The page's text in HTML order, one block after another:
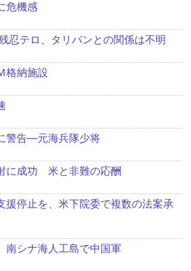
危機感
忍テロ、タリバンとの関係は不明
格納施設
警告―元海兵隊少将
に成功 米と非難の応酬
援停止を、米下院委で複数の法案承
南シナ海人工島で中国軍